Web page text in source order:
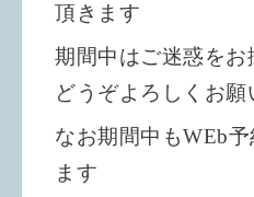
頂きます
期間中はご迷惑を
どうぞよろしくお願
なお期間中もWEb
ます